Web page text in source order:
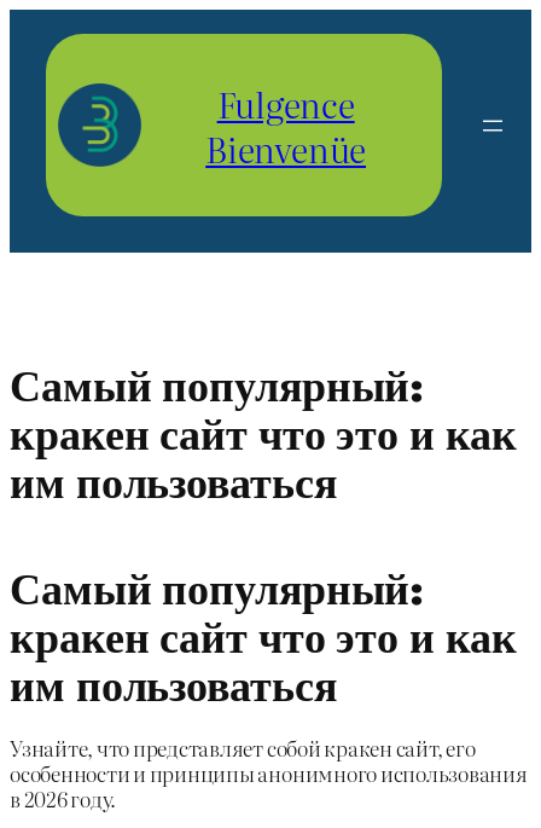
contenu
Fulgence
Bienvenüe
Самый популярный:
кракен сайт что это и как
им пользоваться
Самый популярный:
кракен сайт что это и как
им пользоваться
Узнайте, что представляет собой кракен сайт, его
особенности и принципы анонимного использования
в 2026 году.